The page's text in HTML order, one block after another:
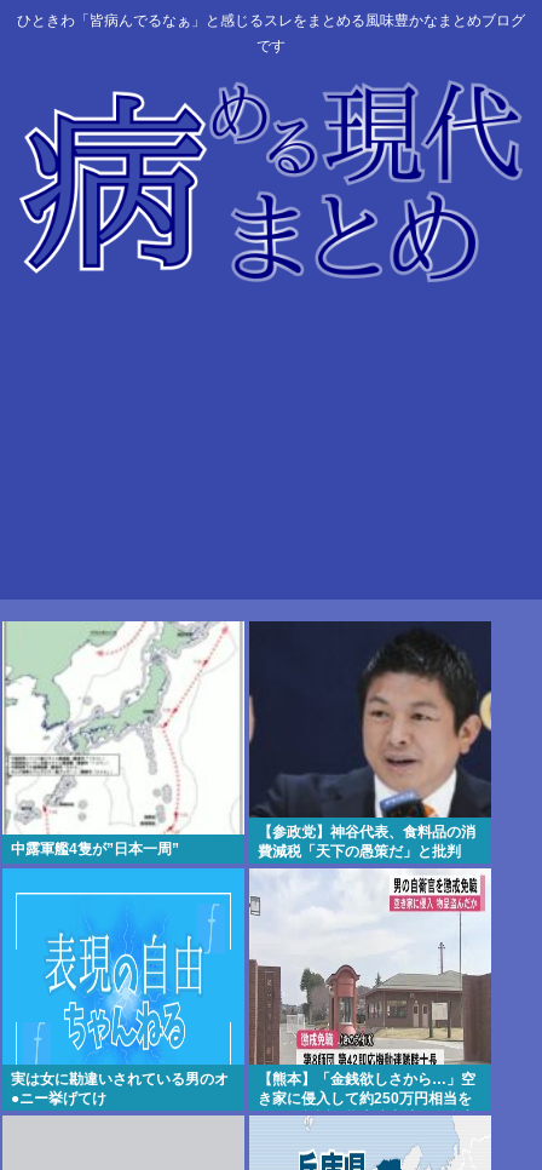
ひときわ「皆病んでるなぁ」と感じるスレをまとめる風味豊かなまとめブログ
です
中露軍艦4隻が”日本一周”
【参政党】神谷代表、食料品の消
費減税「天下の愚策だ」と批判
実は女に勘違いされている男のオ
●ニー挙げてけ
【熊本】「金銭欲しさから…」空
き家に侵入して約250万円相当を
盗んで起訴、熊本駐屯地の自衛官
の男を懲戒免職